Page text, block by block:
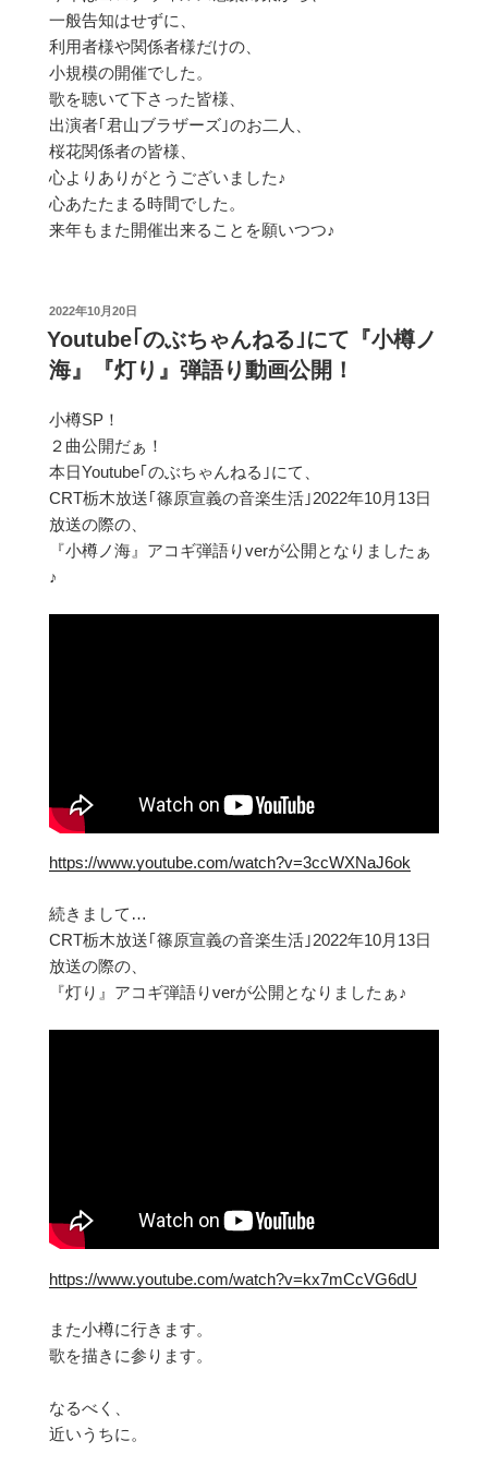
一般告知はせずに、
利用者様や関係者様だけの、
小規模の開催でした。
歌を聴いて下さった皆様、
出演者｢君山ブラザーズ｣のお二人、
桜花関係者の皆様、
心よりありがとうございました♪
心あたたまる時間でした。
来年もまた開催出来ることを願いつつ♪
投
稿
日:
2022年10月20日
Youtube｢のぶちゃんねる｣にて『小樽ノ
海』『灯り』弾語り動画公開！
小樽SP！
２曲公開だぁ！
本日Youtube｢のぶちゃんねる｣にて、
CRT栃木放送｢篠原宣義の音楽生活｣2022年10月13日
放送の際の、
『小樽ノ海』アコギ弾語りverが公開となりましたぁ
♪
https://www.youtube.com/watch?v=3ccWXNaJ6ok
続きまして…
CRT栃木放送｢篠原宣義の音楽生活｣2022年10月13日
放送の際の、
『灯り』アコギ弾語りverが公開となりましたぁ♪
https://www.youtube.com/watch?v=kx7mCcVG6dU
また小樽に行きます。
歌を描きに参ります。
なるべく、
近いうちに。